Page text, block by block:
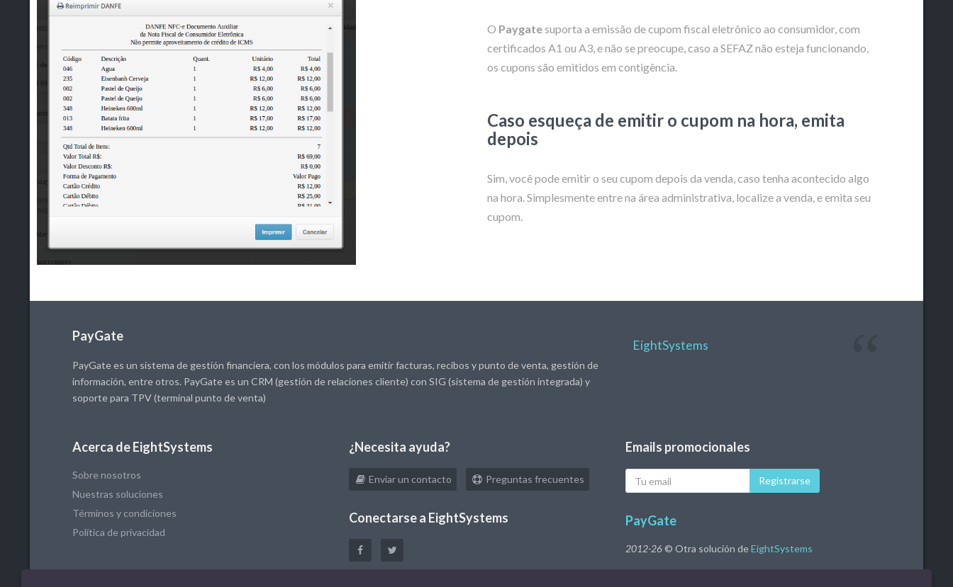
O Paygatesuporta a emissão de cupom fiscal eletrônico ao consumidor, com
certificados A1 ou A3, e não se preocupe, caso a SEFAZ não esteja funcionando,
os cupons são emitidos em contigência.
Caso esqueça de emitir o cupom na hora, emita
depois
Sim, você pode emitir o seu cupom depois da venda, caso tenha acontecido algo
na hora. Simplesmente entre na área administrativa, localize a venda, e emita seu
cupom.
PayGate
PayGate es un sistema de gestión financiera, con los módulos para emitir facturas, recibos y punto de venta, gestión de
información, entre otros. PayGate es un CRM (gestión de relaciones cliente) con SIG (sistema de gestión integrada) y
soporte para TPV (terminal punto de venta)
EightSystems
Acerca de EightSystems
Sobre nosotros
Nuestras soluciones
Términos y condiciones
Política de privacidad
¿Necesita ayuda?
Enviar un contacto Preguntas frecuentes
Conectarse a EightSystems
Emails promocionales
Tu
eMail
Registrarse
PayGate
2012-26 © Otra solución deEightSystems